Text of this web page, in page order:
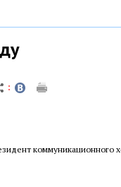
коммуникационного